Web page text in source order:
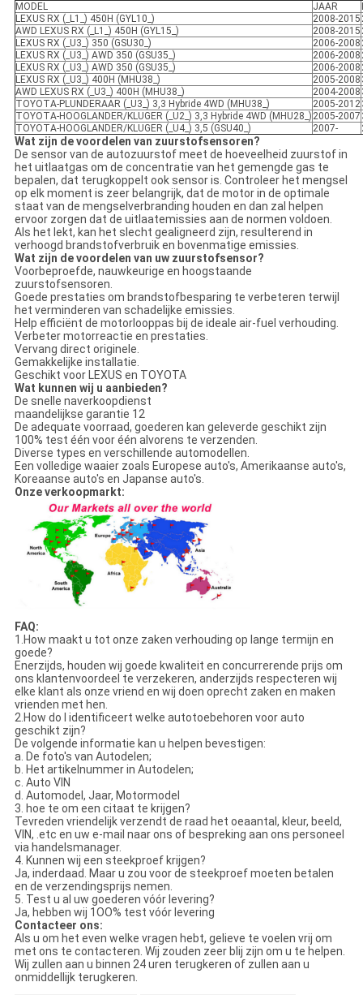
MODEL JAAR
LEXUS RX (_L1_) 450H (GYL10_)
2008-2015
AWD LEXUS RX (_L1_) 450H (GYL15_)
2008-2015
LEXUS RX (_U3_) 350 (GSU30_)
2006-2008
LEXUS RX (_U3_) AWD 350 (GSU35_)
2006-2008
LEXUS RX (_U3_) AWD 350 (GSU35_)
2006-2008
LEXUS RX (_U3_) 400H (MHU38_)
2005-2008
AWD LEXUS RX (_U3_) 400H (MHU38_)
2004-2008
TOYOTA-PLUNDERAAR (_U3_) 3,3 Hybride 4WD (MHU38_)
2005-2012
TOYOTA-HOOGLANDER/KLUGER (_U2_) 3,3 Hybride 4WD (MHU28_) 2005-2007
TOYOTA-HOOGLANDER/KLUGER (_U4_) 3,5 (GSU40_)
2007-
Wat zijn de voordelen van zuurstofsensoren?
De sensor van de autozuurstof meet de hoeveelheid zuurstof in
het uitlaatgas om de concentratie van het gemengde gas te
bepalen, dat terugkoppelt ook sensor is. Controleer het mengsel
op elk moment is zeer belangrijk, dat de motor in de optimale
staat van de mengselverbranding houden en dan zal helpen
ervoor zorgen dat de uitlaatemissies aan de normen voldoen.
Als het lekt, kan het slecht gealigneerd zijn, resulterend in
verhoogd brandstofverbruik en bovenmatige emissies.
Wat zijn de voordelen van uw zuurstofsensor?
Voorbeproefde, nauwkeurige en hoogstaande
zuurstofsensoren.
Goede prestaties om brandstofbesparing te verbeteren terwijl
het verminderen van schadelijke emissies.
Help efficiënt de motorlooppas bij de ideale air-fuel verhouding.
Verbeter motorreactie en prestaties.
Vervang direct originele.
Gemakkelijke installatie.
Geschikt voor LEXUS en TOYOTA
Wat kunnen wij u aanbieden?
De snelle naverkoopdienst
maandelijkse garantie 12
De adequate voorraad, goederen kan geleverde geschikt zijn
100% test één voor één alvorens te verzenden.
Diverse types en verschillende automodellen.
Een volledige waaier zoals Europese auto's, Amerikaanse auto's,
Koreaanse auto's en Japanse auto's.
Onze verkoopmarkt:
FAQ:
1.How maakt u tot onze zaken verhouding op lange termijn en
goede?
Enerzijds, houden wij goede kwaliteit en concurrerende prijs om
ons klantenvoordeel te verzekeren, anderzijds respecteren wij
elke klant als onze vriend en wij doen oprecht zaken en maken
vrienden met hen.
2.How do I identificeert welke autotoebehoren voor auto
geschikt zijn?
De volgende informatie kan u helpen bevestigen:
a. De foto's van Autodelen;
b. Het artikelnummer in Autodelen;
c. Auto VIN
d. Automodel, Jaar, Motormodel
3. hoe te om een citaat te krijgen?
Tevreden vriendelijk verzendt de raad het oeaantal, kleur, beeld,
VIN, .etc en uw e-mail naar ons of bespreking aan ons personeel
via handelsmanager.
4. Kunnen wij een steekproef krijgen?
Ja, inderdaad. Maar u zou voor de steekproef moeten betalen
en de verzendingsprijs nemen.
5. Test u al uw goederen vóór levering?
Ja, hebben wij 1OO% test vóór levering
Contacteer ons:
Als u om het even welke vragen hebt, gelieve te voelen vrij om
met ons te contacteren. Wij zouden zeer blij zijn om u te helpen.
Wij zullen aan u binnen 24 uren terugkeren of zullen aan u
onmiddellijk terugkeren.